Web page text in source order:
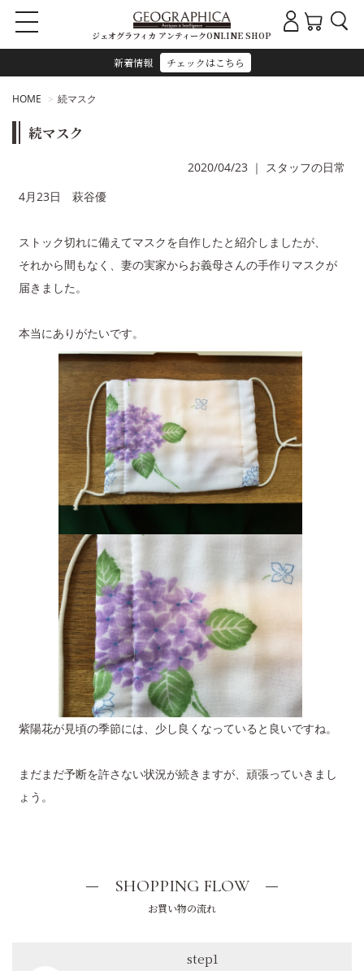
新着情報 チェックはこちら
ジェオグラフィカ アンティークONLINE SHOP
HOME 続マスク
続マスク
2020/04/23 ｜ スタッフの日常
4月23日 萩谷優
ストック切れに備えてマスクを自作したと紹介しましたが、
それから間もなく、妻の実家からお義母さんの手作りマスクが
届きました。
本当にありがたいです。
紫陽花が見頃の季節には、少し良くなっていると良いですね。
まだまだ予断を許さない状況が続きますが、頑張っていきまし
ょう。
SHOPPING FLOW
お買い物の流れ
step1